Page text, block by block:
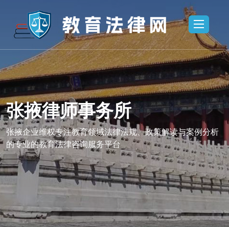
,张掖法律
权
张掖律师事务所
张掖企业维权专注教育领域法律法规、政策解读与案例分析
的专业的教育法律咨询服务平台
张掖律师事
咨询,张掖企